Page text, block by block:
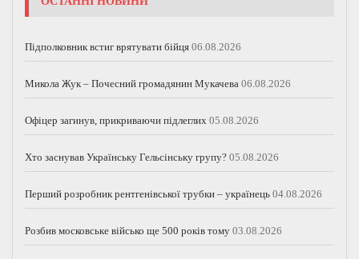
Підполковник встиг врятувати бійця 06.08.2026
Микола Жук – Почесний громадянин Мукачева 06.08.2026
Офіцер загинув, прикриваючи підлеглих 05.08.2026
Хто заснував Українську Гельсінську групу? 05.08.2026
Перший розробник рентгенівської трубки – українець 04.08.2026
Розбив московське військо ще 500 років тому 03.08.2026